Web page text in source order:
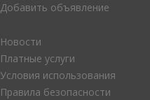
Добавить объявление
Новости
Платные услуги
Условия использования
Правила безопасности